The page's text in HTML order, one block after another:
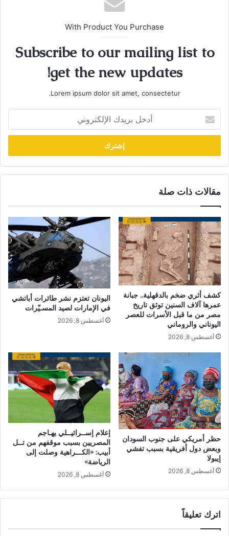
With Product You Purchase
Subscribe to our mailing list to
get the new updates!
Lorem ipsum dolor sit amet, consectetur.
بريدك
الإلكتروني
مقالات ذات صلة
كشف أثري ضخم بالدقهلية.. جبانة
عمرها آلاف السنين توثق تاريخ
مصر من ما قبل الأسرات للعصر
اليوناني والروماني
أغسطس 8, 2026
اليونان تعتزم نشر طائرات أباتشي
في الإمارات لصيد المسـيّرات
أغسطس 8, 2026
حظر أمريكي على جنوب السودان
وبعض دول أفريقية بسبب تفشي
إيبولا
أغسطس 8, 2026
إعلام إســرائيــلي يهـاجم
المصريين بسبب موقفهم من تــل
أبيب: «الكـــراهية وصلت إلى
الرياضة»
أغسطس 8, 2026
اترك تعليقاً